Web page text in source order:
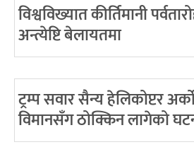
विश्वविख्यात कीर्तिमानी
अन्त्येष्टि बेलायतमा
ट्रम्प सवार सैन्य हेलिकोप्टर
विमानसँग ठोक्किन लागेको